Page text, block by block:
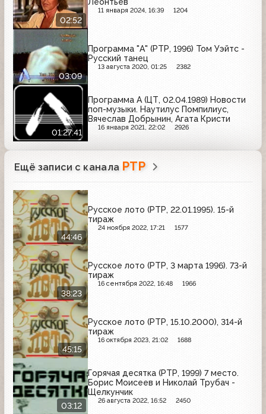
02:52
11 января 2024, 16:39 1204
03:09
Программа "А" (РТР, 1996) Том Уэйтс -
Русский танец
13 августа 2020, 01:25 2382
01:27:41
Программа А (ЦТ, 02.04.1989) Новости
поп-музыки. Наутилус Помпилиус,
Вячеслав Добрынин, Агата Кристи
16 января 2021, 22:02 2926
Ещё записи с канала РТР
44:46
Русское лото (РТР, 22.01.1995). 15-й
тираж
24 ноября 2022, 17:21 1577
38:23
Русское лото (РТР, 3 марта 1996). 73-й
тираж
16 сентября 2022, 16:48 1966
45:15
Русское лото (РТР, 15.10.2000), 314-й
тираж
16 октября 2023, 21:02 1688
03:12
Горячая десятка (РТР, 1999) 7 место.
Борис Моисеев и Николай Трубач -
Щелкунчик
26 августа 2022, 16:52 2450